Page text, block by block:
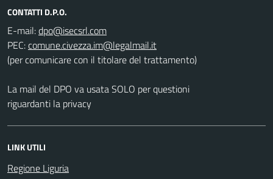
CONTATTI D.P.O.
E-mail:
PEC:
(per comunicare con il titolare del trattamento)
La mail del DPO va usata SOLO per questioni
riguardanti la privacy
LINK UTILI
Regione Liguria